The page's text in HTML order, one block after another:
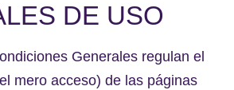
DE USO
Generales regulan el
mero acceso) de las páginas